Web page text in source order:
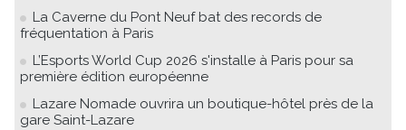
La Caverne du Pont Neuf bat des records de
fréquentation à Paris
L’Esports World Cup 2026 s'installe à Paris pour sa
première édition européenne
Lazare Nomade ouvrira un boutique-hôtel près de la
gare Saint-Lazare